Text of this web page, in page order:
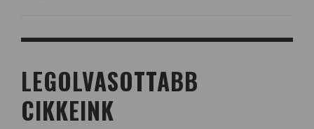
LEGOLVASOTTABB
CIKKEINK